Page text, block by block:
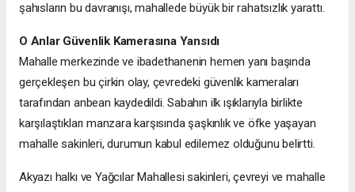
şahısların bu davranışı, mahallede büyük bir rahatsızlık yarattı.
O Anlar Güvenlik Kamerasına Yansıdı
Mahalle merkezinde ve ibadethanenin hemen yanı başında
gerçekleşen bu çirkin olay, çevredeki güvenlik kameraları
tarafından anbean kaydedildi. Sabahın ilk ışıklarıyla birlikte
karşılaştıkları manzara karşısında şaşkınlık ve öfke yaşayan
mahalle sakinleri, durumun kabul edilemez olduğunu belirtti.
Akyazı halkı ve Yağcılar Mahallesi sakinleri, çevreyi ve mahalle